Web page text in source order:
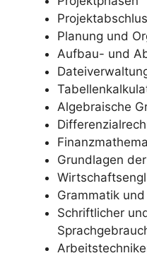
Planung und
Aufbau- und
Algebraische
Grundlagen
Grammatik
Schriftlicher